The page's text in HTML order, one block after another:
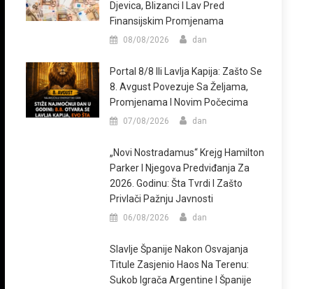
Djevica, Blizanci I Lav Pred
Finansijskim Promjenama
08/08/2026 dan
Portal 8/8 Ili Lavlja Kapija: Zašto Se
8. Avgust Povezuje Sa Željama,
Promjenama I Novim Počecima
07/08/2026 dan
„Novi Nostradamus“ Krejg Hamilton
Parker I Njegova Predviđanja Za
2026. Godinu: Šta Tvrdi I Zašto
Privlači Pažnju Javnosti
06/08/2026 dan
Slavlje Španije Nakon Osvajanja
Titule Zasjenio Haos Na Terenu:
Sukob Igrača Argentine I Španije